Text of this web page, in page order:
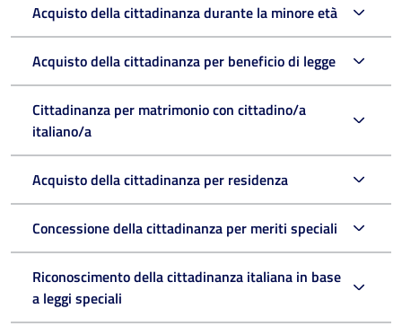
Acquisto della cittadinanza durante la minore età
Acquisto della cittadinanza per beneficio di legge
Cittadinanza per matrimonio con cittadino/a
italiano/a
Acquisto della cittadinanza per residenza
Concessione della cittadinanza per meriti speciali
Riconoscimento della cittadinanza italiana in base
a leggi speciali